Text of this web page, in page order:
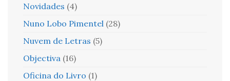
Novidades (4)
Nuno Lobo Pimentel (28)
Nuvem de Letras (5)
Objectiva (16)
Oficina do Livro (1)